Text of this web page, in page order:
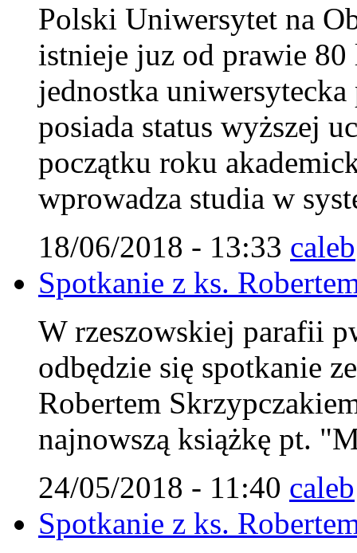
Polski Uniwersytet na
istnieje juz od prawie 80
jednostka
posiada status wyższej
początku roku
wprowadza studia w
18/06/2018 - 13:33 caleb
Spotkanie z ks.
W rzeszowskiej parafii
odbędzie się spotkanie
Robertem
najnowszą książkę pt.
24/05/2018 - 11:40 caleb
Spotkanie z ks.